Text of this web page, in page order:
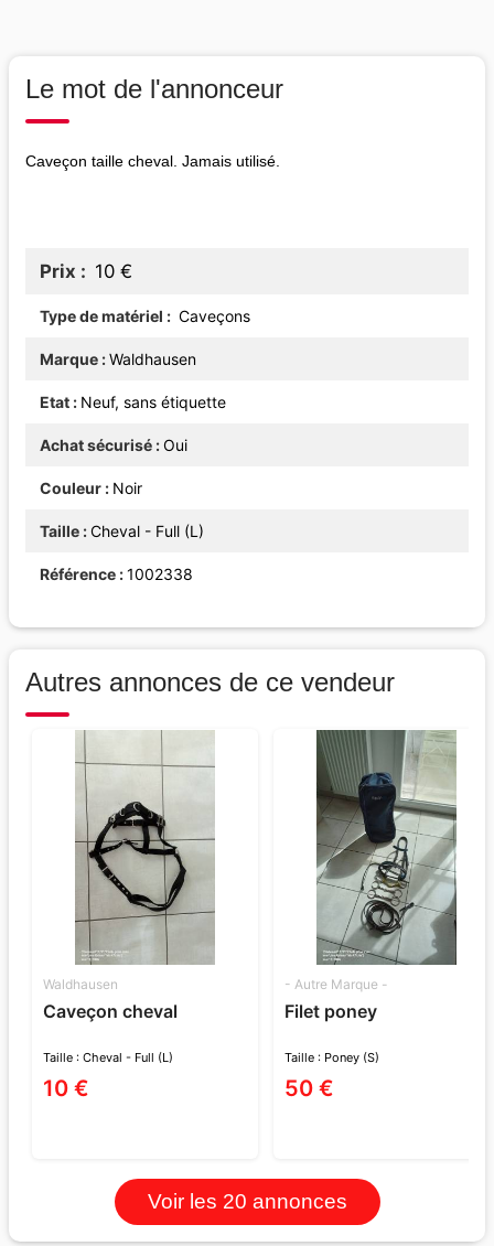
Le mot de l'annonceur
Caveçon taille cheval. Jamais utilisé.
Prix 10 €
Type de matériel Caveçons
Marque Waldhausen
Etat Neuf, sans étiquette
Achat sécurisé Oui
Couleur Noir
Taille Cheval - Full (L)
Référence 1002338
Autres annonces de ce vendeur
Waldhausen
Caveçon cheval
Taille : Cheval - Full (L)
10 €
- Autre Marque -
Filet poney
Taille : Poney (S)
50 €
Voir les 20 annonces